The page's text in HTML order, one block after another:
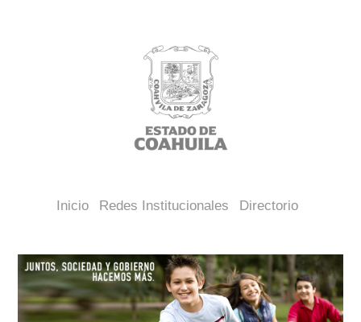
Inicio Redes Institucionales Directorio